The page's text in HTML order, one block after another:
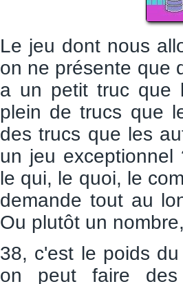
Le jeu dont nous
on ne présente que
a un petit truc que
plein de trucs que
des trucs que les
un jeu exceptionnel
le qui, le quoi, le
demande tout au
Ou plutôt un
38, c'est le poids
on peut faire